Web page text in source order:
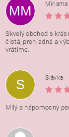
Vložením
osobných údajov
MM
Skvelý obchod s
čistá, prehľadná a
vrátime.
S
Slávka
Milý a nápomocný